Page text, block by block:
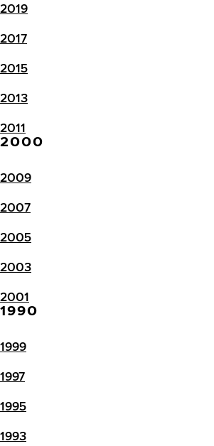
2019
2017
2015
2013
2011
2000
2009
2007
2005
2003
2001
1990
1999
1997
1995
1993